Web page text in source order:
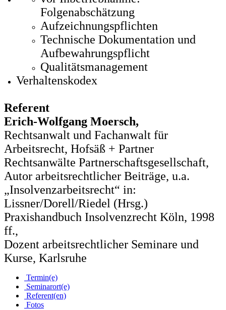
Folgenabschätzung
Aufzeichnungspflichten
Technische Dokumentation und
Aufbewahrungspflicht
Qualitätsmanagement
Verhaltenskodex
Referent
Erich-Wolfgang Moersch,
Rechtsanwalt und Fachanwalt für
Arbeitsrecht, Hofsäß + Partner
Rechtsanwälte Partnerschaftsgesellschaft,
Autor arbeitsrechtlicher Beiträge, u.a.
„Insolvenzarbeitsrecht“ in:
Lissner/Dorell/Riedel (Hrsg.)
Praxishandbuch Insolvenzrecht Köln, 1998
ff.,
Dozent arbeitsrechtlicher Seminare und
Kurse, Karlsruhe
Termin(e)
Seminarort(e)
Referent(en)
Fotos